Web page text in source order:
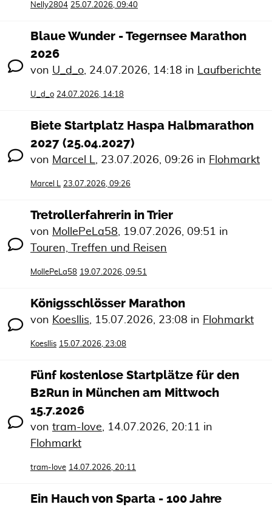
Nelly2804 25.07.2026, 09:40
Blaue Wunder - Tegernsee Marathon
2026
von U_d_o, 24.07.2026, 14:18 in Laufberichte
U_d_o 24.07.2026, 14:18
Biete Startplatz Haspa Halbmarathon
2027 (25.04.2027)
von Marcel L, 23.07.2026, 09:26 in Flohmarkt
Marcel L 23.07.2026, 09:26
Tretrollerfahrerin in Trier
von MollePeLa58, 19.07.2026, 09:51 in
Touren, Treffen und Reisen
MollePeLa58 19.07.2026, 09:51
Königsschlösser Marathon
von Koesllis, 15.07.2026, 23:08 in Flohmarkt
Koesllis 15.07.2026, 23:08
Fünf kostenlose Startplätze für den
B2Run in München am Mittwoch
15.7.2026
von tram-love, 14.07.2026, 20:11 in
Flohmarkt
tram-love 14.07.2026, 20:11
Ein Hauch von Sparta - 100 Jahre